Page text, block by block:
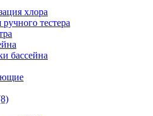
хлора
тестера
бассейна